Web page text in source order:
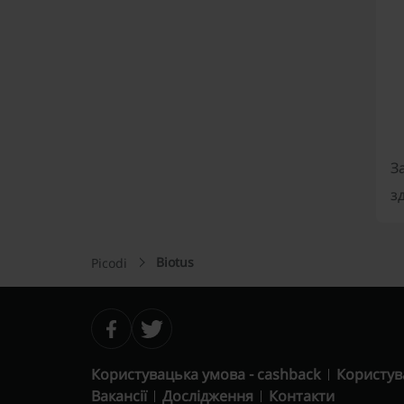
Picodi Biotus
Користувацька умова - cashback
Вакансії
Дослідження Контакти